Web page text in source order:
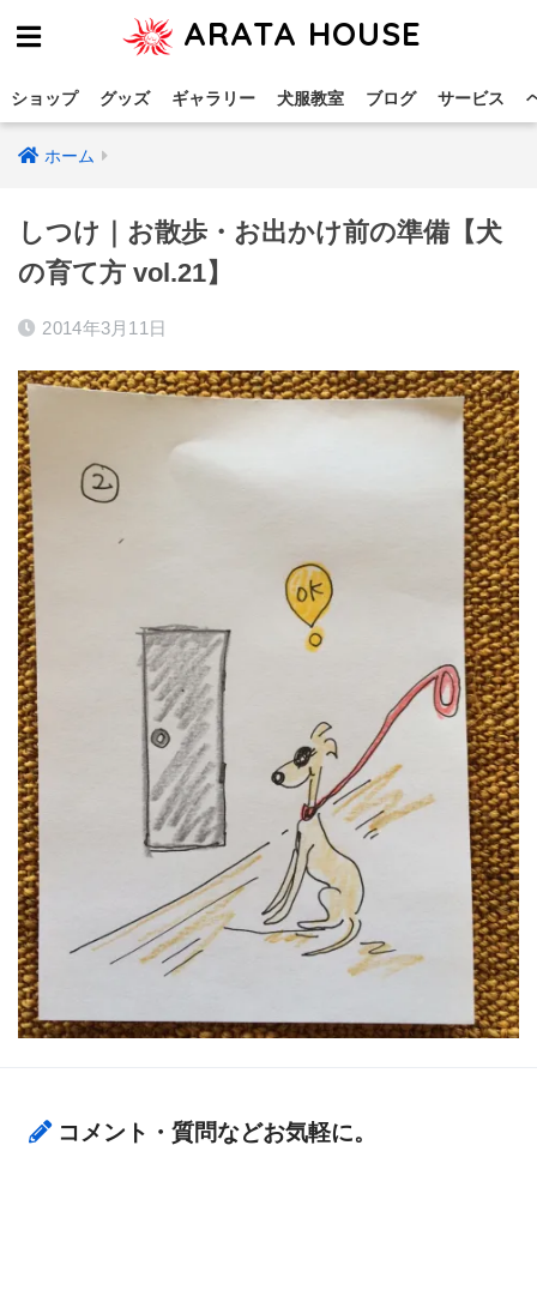
ARATA HOUSE
ショップ グッズ ギャラリー 犬服教室 ブログ サービス
ホーム
しつけ｜お散歩・お出かけ前の準備【犬
の育て方 vol.21】
2014年3月11日
コメント・質問などお気軽に。